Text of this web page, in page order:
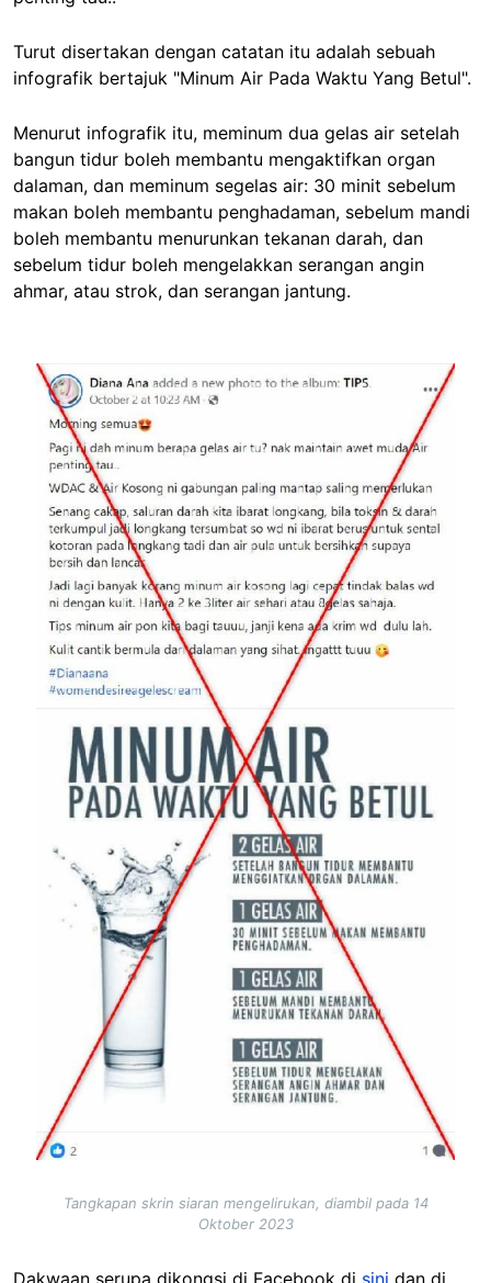
Turut disertakan dengan catatan itu adalah sebuah
infografik bertajuk "Minum Air Pada Waktu Yang Betul".
Menurut infografik itu, meminum dua gelas air setelah
bangun tidur boleh membantu mengaktifkan organ
dalaman, dan meminum segelas air: 30 minit sebelum
makan boleh membantu penghadaman, sebelum mandi
boleh membantu menurunkan tekanan darah, dan
sebelum tidur boleh mengelakkan serangan angin
ahmar, atau strok, dan serangan jantung.
Image
Tangkapan skrin siaran mengelirukan, diambil pada 14
Oktober 2023
Dakwaan serupa dikongsi di Facebook di sini dan di